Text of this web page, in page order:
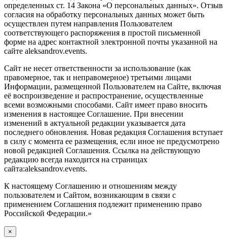
определенных ст. 14 Закона «О персональных данных». Отзыв
согласия на обработку персональных данных может быть
осуществлен путем направления Пользователем
соответствующего распоряжения в простой письменной
форме на адрес контактной электронной почты указанной на
сайте aleksandrov.events.
Сайт не несет ответственности за использование (как
правомерное, так и неправомерное) третьими лицами
Информации, размещенной Пользователем на Сайте, включая
её воспроизведение и распространение, осуществленные
всеми возможными способами. Сайт имеет право вносить
изменения в настоящее Соглашение. При внесении
изменений в актуальной редакции указывается дата
последнего обновления. Новая редакция Соглашения вступает
в силу с момента ее размещения, если иное не предусмотрено
новой редакцией Соглашения. Ссылка на действующую
редакцию всегда находится на страницах
сайта:aleksandrov.events.
К настоящему Соглашению и отношениям между
пользователем и Сайтом, возникающим в связи с
применением Соглашения подлежит применению право
Российской Федерации.»
×